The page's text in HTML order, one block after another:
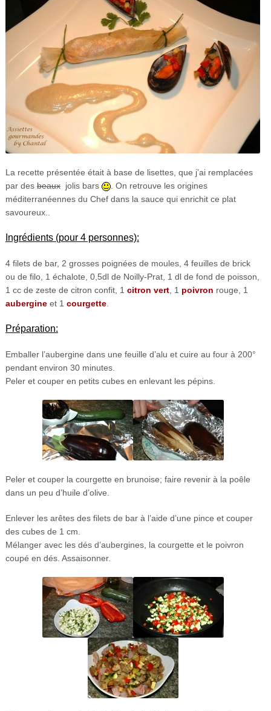
La recette présentée était à base de lisettes, que j’ai remplacées
par des beauxjolis bars
. On retrouve les origines
méditerranéennes du Chef dans la sauce qui enrichit ce plat
savoureux..
Ingrédients (pour 4 personnes):
4 filets de bar, 2 grosses poignées de moules, 4 feuilles de brick
ou de filo, 1 échalote, 0,5dl de Noilly-Prat, 1 dl de fond de poisson,
1 cc de zeste de citron confit, 1 citron vert, 1 poivron rouge, 1
aubergineet 1 courgette.
Préparation:
Emballer l’aubergine dans une feuille d’alu et cuire au four à 200°
pendant environ 30 minutes.
Peler et couper en petits cubes en enlevant les pépins.
Peler et couper la courgette en brunoise; faire revenir à la poêle
dans un peu d’huile d’olive.
Enlever les arêtes des filets de bar à l’aide d’une pince et couper
des cubes de 1 cm.
Mélanger avec les dés d’aubergines, la courgette et le poivron
coupé en dés. Assaisonner.